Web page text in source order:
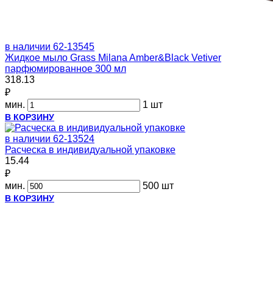
в наличии 62-13545
Жидкое мыло Grass Milana Amber&Black Vetiver
парфюмированное 300 мл
318.13
₽
мин.
1 шт
В КОРЗИНУ
в наличии 62-13524
Расческа в индивидуальной упаковке
15.44
₽
мин.
500 шт
В КОРЗИНУ